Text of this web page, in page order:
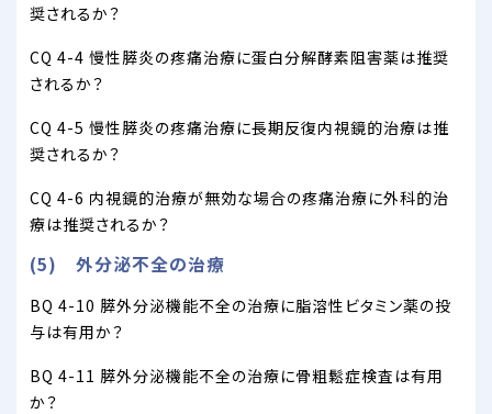
奨されるか？
CQ 4-4 慢性膵炎の疼痛治療に蛋白分解酵素阻害薬は推奨
されるか？
CQ 4-5 慢性膵炎の疼痛治療に長期反復内視鏡的治療は推
奨されるか？
CQ 4-6 内視鏡的治療が無効な場合の疼痛治療に外科的治
療は推奨されるか？
(5) 外分泌不全の治療
BQ 4-10 膵外分泌機能不全の治療に脂溶性ビタミン薬の投
与は有用か？
BQ 4-11 膵外分泌機能不全の治療に骨粗鬆症検査は有用
か？